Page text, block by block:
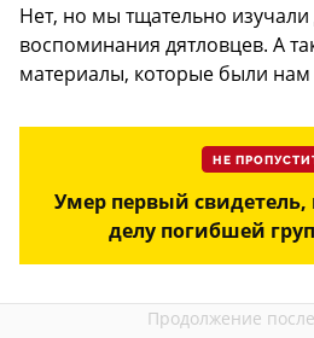
Нет, но мы тщательно
воспоминания дятловцев. А
материалы, которые были нам
НЕ
Умер первый
делу погибшей